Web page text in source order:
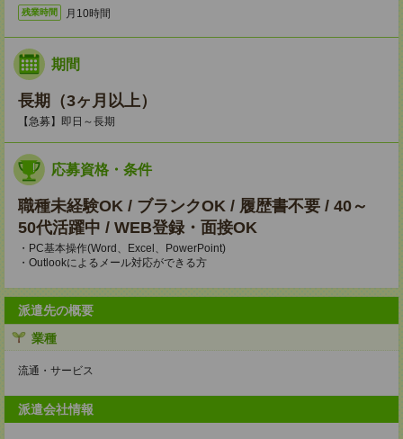
残業時間 月10時間
期間
長期（3ヶ月以上）
【急募】即日～長期
応募資格・条件
職種未経験OK / ブランクOK / 履歴書不要 / 40～
50代活躍中 / WEB登録・面接OK
・PC基本操作(Word、Excel、PowerPoint)
・Outlookによるメール対応ができる方
派遣先の概要
業種
流通・サービス
派遣会社情報